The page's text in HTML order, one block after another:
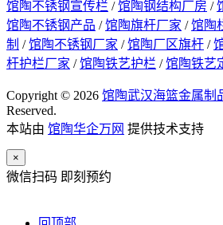
馆陶不锈钢宣传栏 /馆陶钢结构厂房 /
馆陶不锈钢产品 /馆陶旗杆厂家 /馆陶
制 /馆陶不锈钢厂家 /馆陶厂区旗杆 /
杆护栏厂家 /馆陶铁艺护栏 /馆陶铁艺
Copyright © 2026 馆陶武汉海篮金属制
Reserved.
本站由 馆陶华企万网 提供技术支持
×
微信扫码 即刻预约